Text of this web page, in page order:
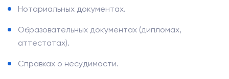
Нотариальных документах.
Образовательных документах (дипломах,
аттестатах).
Справках о несудимости.